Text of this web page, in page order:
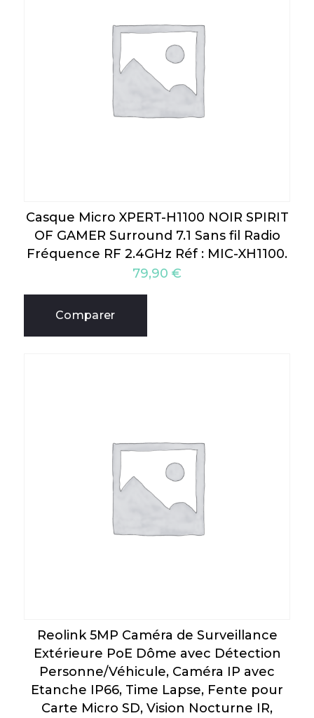
Casque Micro XPERT-H1100 NOIR SPIRIT
OF GAMER Surround 7.1 Sans fil Radio
Fréquence RF 2.4GHz Réf : MIC-XH1100.
79,90 €
Comparer
Reolink 5MP Caméra de Surveillance
Extérieure PoE Dôme avec Détection
Personne/Véhicule, Caméra IP avec
Etanche IP66, Time Lapse, Fente pour
Carte Micro SD, Vision Nocturne IR,